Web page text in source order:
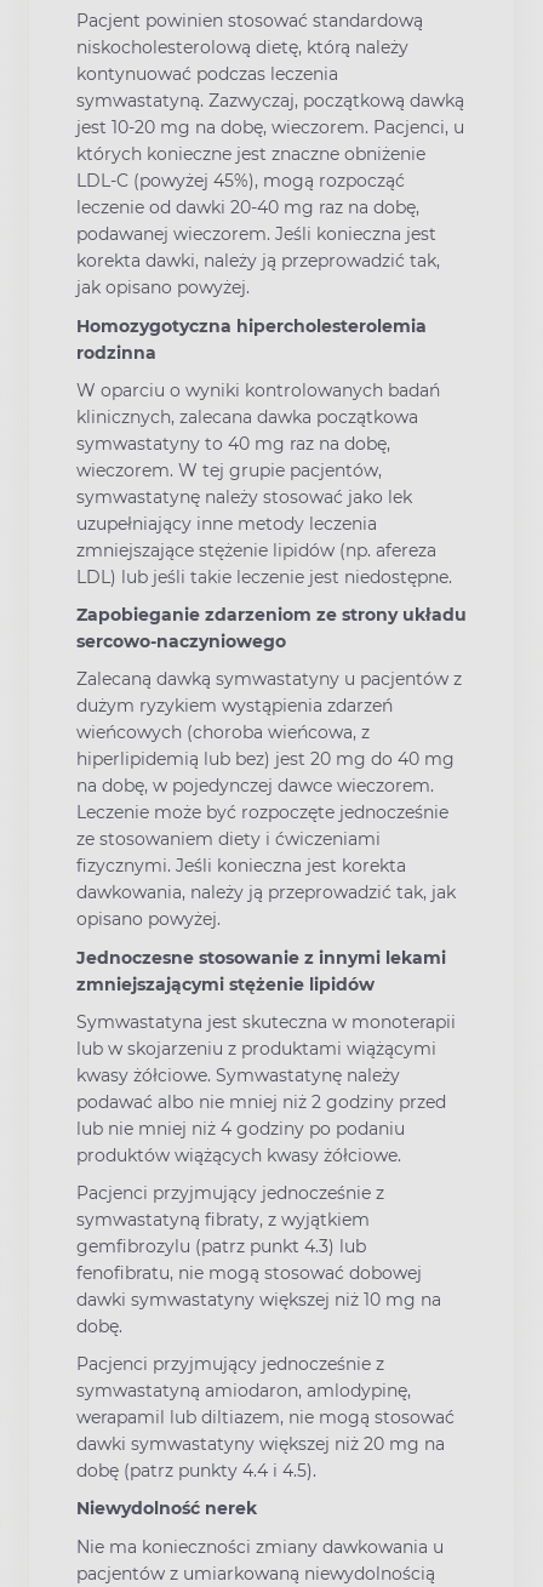
Pacjent powinien stosować standardową
niskocholesterolową dietę, którą należy
kontynuować podczas leczenia
symwastatyną. Zazwyczaj, początkową dawką
jest 10-20 mg na dobę, wieczorem. Pacjenci, u
których konieczne jest znaczne obniżenie
LDL-C (powyżej 45%), mogą rozpocząć
leczenie od dawki 20-40 mg raz na dobę,
podawanej wieczorem. Jeśli konieczna jest
korekta dawki, należy ją przeprowadzić tak,
jak opisano powyżej.
Homozygotyczna hipercholesterolemia
rodzinna
W oparciu o wyniki kontrolowanych badań
klinicznych, zalecana dawka początkowa
symwastatyny to 40 mg raz na dobę,
wieczorem. W tej grupie pacjentów,
symwastatynę należy stosować jako lek
uzupełniający inne metody leczenia
zmniejszające stężenie lipidów (np. afereza
LDL) lub jeśli takie leczenie jest niedostępne.
Zapobieganie zdarzeniom ze strony układu
sercowo-naczyniowego
Zalecaną dawką symwastatyny u pacjentów z
dużym ryzykiem wystąpienia zdarzeń
wieńcowych (choroba wieńcowa, z
hiperlipidemią lub bez) jest 20 mg do 40 mg
na dobę, w pojedynczej dawce wieczorem.
Leczenie może być rozpoczęte jednocześnie
ze stosowaniem diety i ćwiczeniami
fizycznymi. Jeśli konieczna jest korekta
dawkowania, należy ją przeprowadzić tak, jak
opisano powyżej.
Jednoczesne stosowanie z innymi lekami
zmniejszającymi stężenie lipidów
Symwastatyna jest skuteczna w monoterapii
lub w skojarzeniu z produktami wiążącymi
kwasy żółciowe. Symwastatynę należy
podawać albo nie mniej niż 2 godziny przed
lub nie mniej niż 4 godziny po podaniu
produktów wiążących kwasy żółciowe.
Pacjenci przyjmujący jednocześnie z
symwastatyną fibraty, z wyjątkiem
gemfibrozylu (patrz punkt 4.3) lub
fenofibratu, nie mogą stosować dobowej
dawki symwastatyny większej niż 10 mg na
dobę.
Pacjenci przyjmujący jednocześnie z
symwastatyną amiodaron, amlodypinę,
werapamil lub diltiazem, nie mogą stosować
dawki symwastatyny większej niż 20 mg na
dobę (patrz punkty 4.4 i 4.5).
Niewydolność nerek
Nie ma konieczności zmiany dawkowania u
pacjentów z umiarkowaną niewydolnością